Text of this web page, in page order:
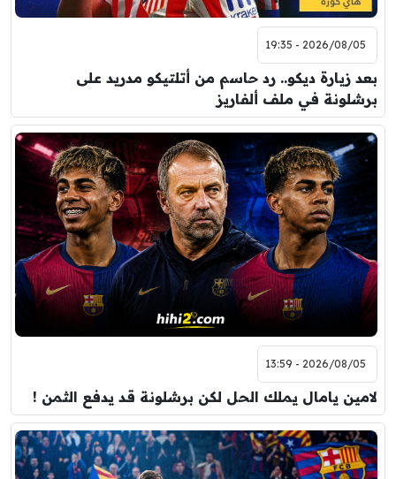
2026/08/05 - 19:35
بعد زيارة ديكو.. رد حاسم من أتلتيكو مدريد على
برشلونة في ملف ألفاريز
2026/08/05 - 13:59
لامين يامال يملك الحل لكن برشلونة قد يدفع الثمن !